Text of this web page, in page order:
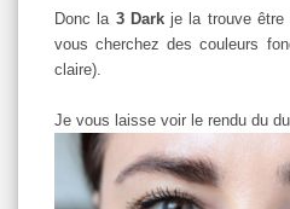
Donc la3 Darkje la trouve être
vous cherchez des couleurs
claire).
Je vous laisse voir le rendu du